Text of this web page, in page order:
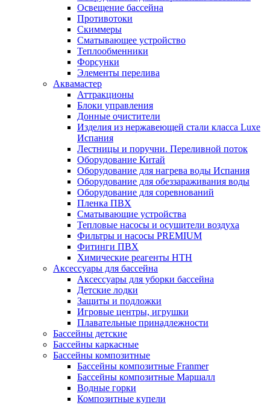
Освещение бассейна
Противотоки
Скиммеры
Сматывающее устройство
Теплообменники
Форсунки
Элементы перелива
Аквамастер
Аттракционы
Блоки управления
Донные очистители
Изделия из нержавеющей стали класса Luxe
Испания
Лестницы и поручни. Переливной поток
Оборудование Китай
Оборудование для нагрева воды Испания
Оборудование для обеззараживания воды
Оборудование для соревнований
Пленка ПВХ
Сматывающие устройства
Тепловые насосы и осушители воздуха
Фильтры и насосы PREMIUM
Фитинги ПВХ
Химические реагенты HTH
Аксессуары для бассейна
Аксессуары для уборки бассейна
Детские лодки
Защиты и подложки
Игровые центры, игрушки
Плавательные принадлежности
Бассейны детские
Бассейны каркасные
Бассейны композитные
Бассейны композитные Franmer
Бассейны композитные Маршалл
Водные горки
Композитные купели